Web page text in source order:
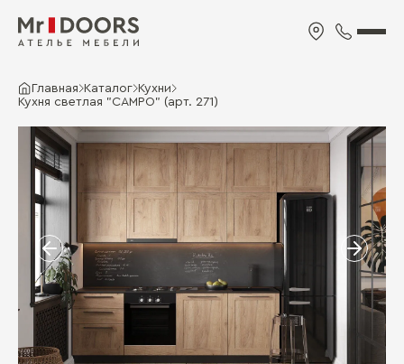
Главная Каталог Кухни
Кухня светлая "CAMPO" (арт. 271)